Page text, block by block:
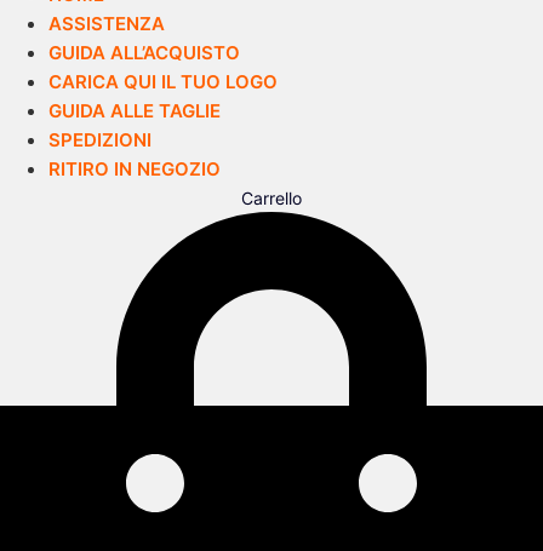
ASSISTENZA
GUIDA ALL’ACQUISTO
CARICA QUI IL TUO LOGO
GUIDA ALLE TAGLIE
SPEDIZIONI
RITIRO IN NEGOZIO
Carrello